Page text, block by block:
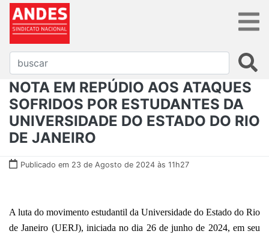
NOTA EM REPÚDIO AOS ATAQUES
SOFRIDOS POR ESTUDANTES DA
UNIVERSIDADE DO ESTADO DO RIO
DE JANEIRO
Publicado em 23 de Agosto de 2024 às 11h27
A luta do movimento estudantil da Universidade do Estado do Rio
de Janeiro (UERJ), iniciada no dia 26 de junho de 2024, em seu